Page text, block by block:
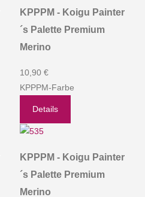
KPPPM - Koigu Painter
´s Palette Premium
Merino
10,90 €
KPPPM-Farbe
Details
KPPPM - Koigu Painter
´s Palette Premium
Merino